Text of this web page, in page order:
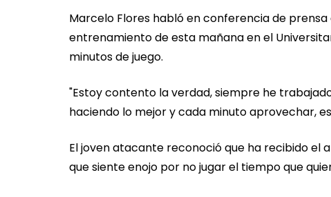
Marcelo Flores habló en conferencia de prensa
entrenamiento de esta mañana en el
minutos de juego.
"Estoy contento la verdad, siempre he
haciendo lo mejor y cada minuto aprovechar,
El joven atacante reconoció que ha recibido el
que siente enojo por no jugar el tiempo que